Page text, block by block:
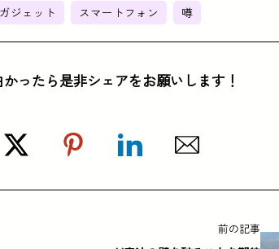
ガジェット スマートフォン 噂
ったら是非シェアをお願いします！
前の記事